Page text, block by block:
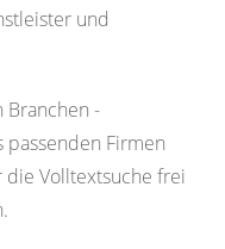
und
Branchen -
Firmen
die Volltextsuche frei